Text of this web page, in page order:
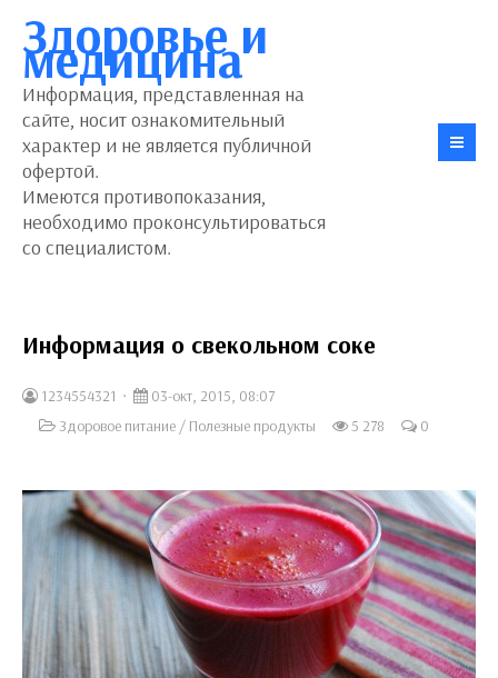
Здоровье и
медицина
Информация, представленная на
сайте, носит ознакомительный
характер и не является публичной
офертой.
Имеются противопоказания,
необходимо проконсультироваться
со специалистом.
Информация о свекольном соке
1234554321
03-окт, 2015, 08:07
Здоровое питание / Полезные продукты 5 278 0